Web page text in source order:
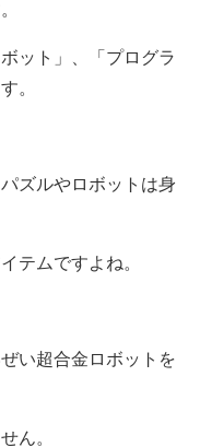
ット」、「プログラ
。
ズルやロボットは身
テムですよね。
い超合金ロボットを
ん。